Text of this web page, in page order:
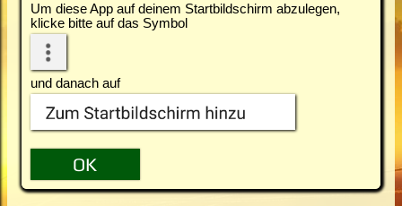
Um diese App auf deinem Startbildschirm abzulegen,
klicke bitte auf das Symbol
und danach auf